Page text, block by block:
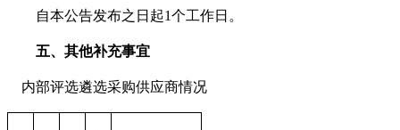
自本公告发布之日起1个工作日。
五、其他补充事宜
内部评选遴选采购供应商情况